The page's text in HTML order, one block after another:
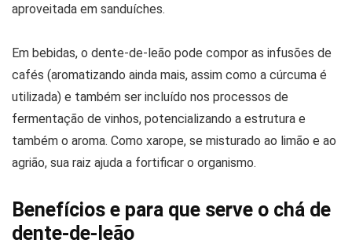
aproveitada em sanduíches.
Em bebidas, o dente-de-leão pode compor as infusões de
cafés (aromatizando ainda mais, assim como a cúrcuma é
utilizada) e também ser incluído nos processos de
fermentação de vinhos, potencializando a estrutura e
também o aroma. Como xarope, se misturado ao limão e ao
agrião, sua raiz ajuda a fortificar o organismo.
Benefícios e para que serve o chá de
dente-de-leão